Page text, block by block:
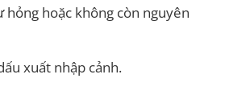
hỏng hoặc không còn nguyên
xuất nhập cảnh.